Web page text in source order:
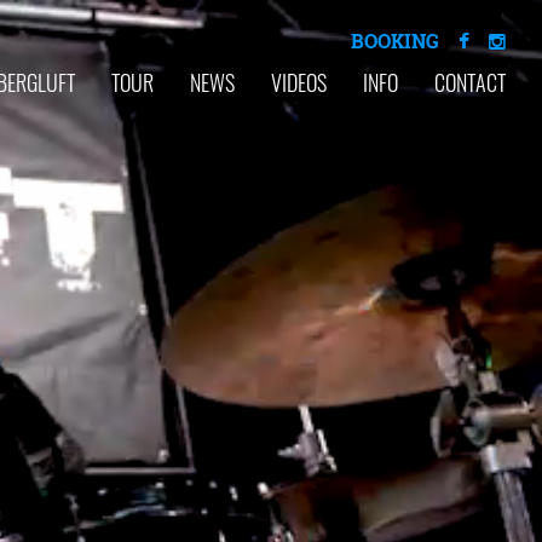
BOOKING
TOUR NEWS VIDEOS INFO CONTACT